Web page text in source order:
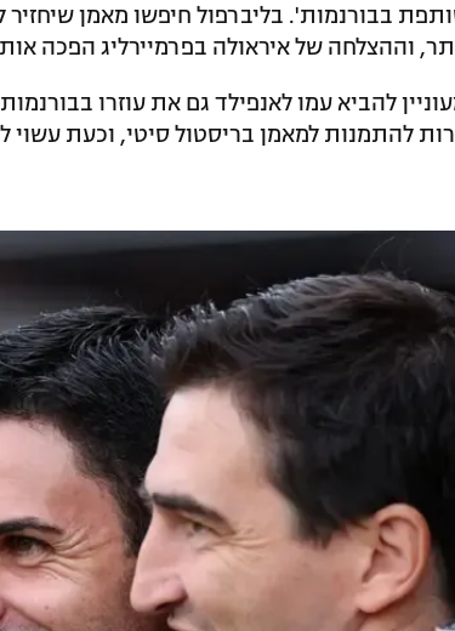
בבורנמות'. בליברפול חיפשו מאמן שיחזיר
וההצלחה של איראולה בפרמיירליג הפכה
להביא עמו לאנפילד גם את עוזרו
להתמנות למאמן בריסטול סיטי, וכעת